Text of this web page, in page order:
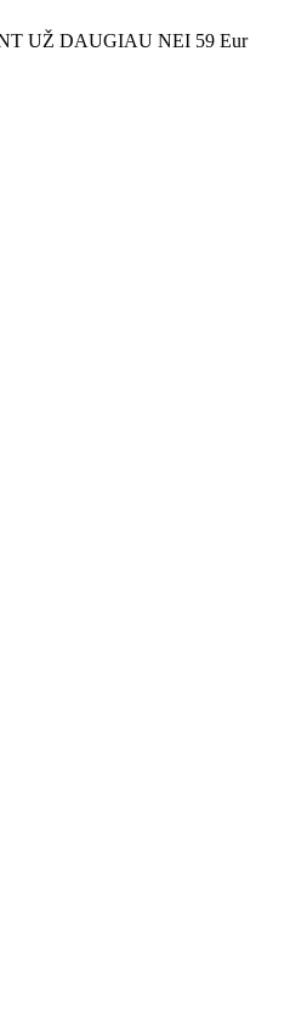
UŽ DAUGIAU NEI 59 Eur